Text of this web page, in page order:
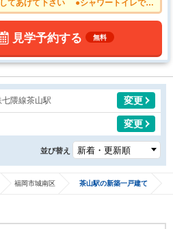
てあげて下さい ●シャワートイレで清
でもおいしいお水が飲める浄水器 ●シ
見学予約する 無料
隈線茶山駅 変更
変更
並び替え
福岡市城南区 茶山駅の新築一戸建て